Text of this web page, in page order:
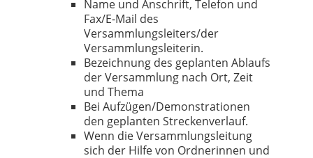
Name und Anschrift, Telefon und
Fax/E-Mail des
Versammlungsleiters/der
Versammlungsleiterin.
Bezeichnung des geplanten Ablaufs
der Versammlung nach Ort, Zeit
und Thema
Bei Aufzügen/Demonstrationen
den geplanten Streckenverlauf.
Wenn die Versammlungsleitung
sich der Hilfe von Ordnerinnen und